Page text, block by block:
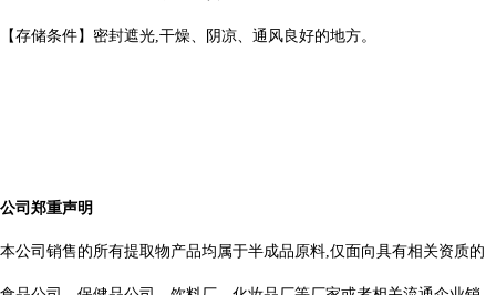
【存储条件】密封遮光 干燥、阴凉、通风良好的地方。
公司郑重声明
本公司销售的所有提取物产品均属于半成品原料 仅面向具有相关资质的